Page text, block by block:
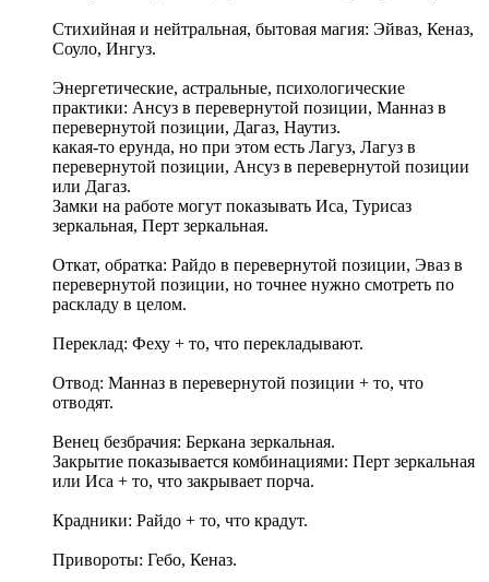
Стихийная и нейтральная, бытовая магия: Эйваз, Кеназ,
Соуло, Ингуз.
Энергетические, астральные, психологические
практики: Ансуз в перевернутой позиции, Манназ в
перевернутой позиции, Дагаз, Наутиз.
какая-то ерунда, но при этом есть Лагуз, Лагуз в
перевернутой позиции, Ансуз в перевернутой позиции
или Дагаз.
Замки на работе могут показывать Иса, Турисаз
зеркальная, Перт зеркальная.
Откат, обратка: Райдо в перевернутой позиции, Эваз в
перевернутой позиции, но точнее нужно смотреть по
раскладу в целом.
Переклад: Феху + то, что перекладывают.
Отвод: Манназ в перевернутой позиции + то, что
отводят.
Венец безбрачия: Беркана зеркальная.
Закрытие показывается комбинациями: Перт зеркальная
или Иса + то, что закрывает порча.
Крадники: Райдо + то, что крадут.
Привороты: Гебо, Кеназ.